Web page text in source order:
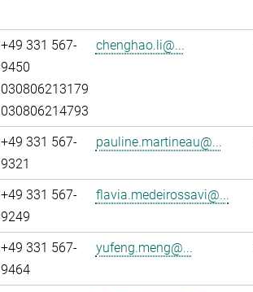
+49 331 567-
9450
030806213179
030806214793
chenghao.li@...
+49 331 567-
9321
pauline.martineau@...
+49 331 567-
9249
flavia.medeirossavi@...
+49 331 567-
9464
yufeng.meng@...